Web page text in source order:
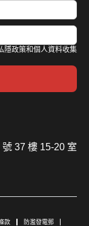
隱政策和個人資料收集
37 樓 15-20 室
款 防濫發電郵